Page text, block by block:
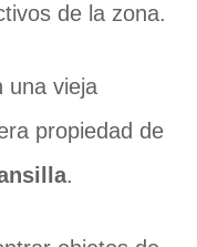
de la zona.
una vieja
propiedad de
.